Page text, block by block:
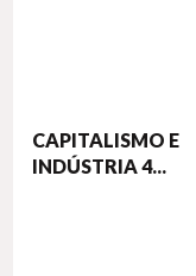
CAPITALISMO E
INDÚSTRIA 4...